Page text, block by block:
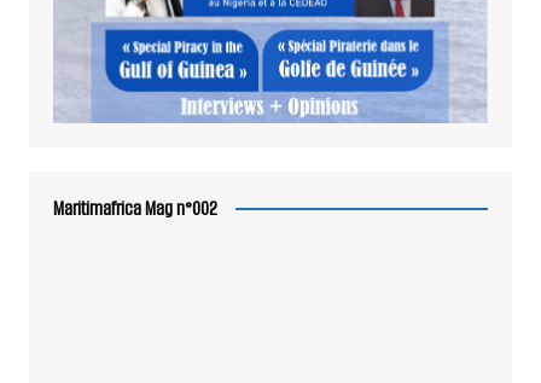
Maritimafrica Mag n°002